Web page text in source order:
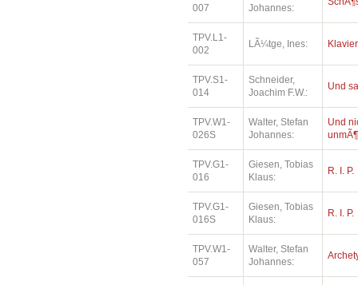
007
Johannes:
TPV.L1-
002
LÃ¼tge, Ines:
TPV.S1-
014
Schneider,
Joachim F.W.:
Und
TPV.W1-
026S
Walter, Stefan
Johannes:
Und
TPV.G1-
016
Giesen, Tobias
Klaus:
R. I. P.
TPV.G1-
016S
Giesen, Tobias
Klaus:
R. I. P.
TPV.W1-
057
Walter, Stefan
Johannes: